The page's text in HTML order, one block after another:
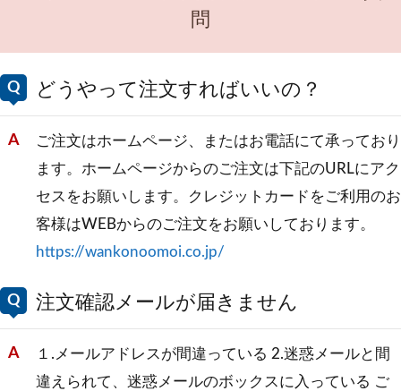
問
どうやって注文すればいいの？
ご注文はホームページ、またはお電話にて承っており
ます。ホームページからのご注文は下記のURLにアク
セスをお願いします。クレジットカードをご利用のお
客様はWEBからのご注文をお願いしております。
https://wankonoomoi.co.jp/
注文確認メールが届きません
１.メールアドレスが間違っている 2.迷惑メールと間
違えられて、迷惑メールのボックスに入っている ご